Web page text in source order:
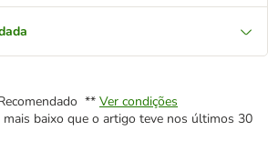
** Ver condições
baixo que o artigo teve nos últimos 30